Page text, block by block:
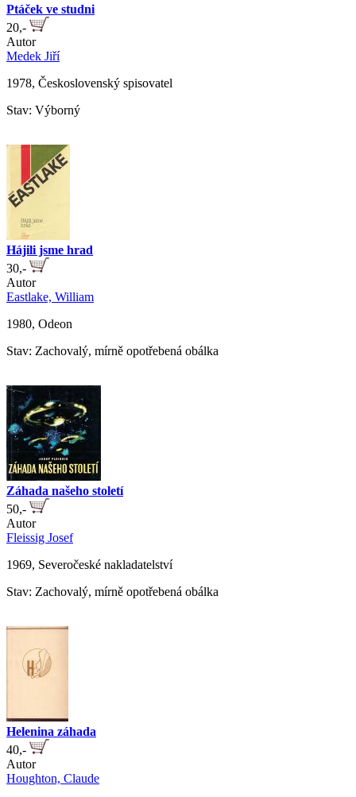
Ptáček ve studni
20,-
Autor
Medek Jiří
1978, Československý spisovatel
Stav: Výborný
Hájili jsme hrad
30,-
Autor
Eastlake, William
1980, Odeon
Stav: Zachovalý, mírně opotřebená obálka
Záhada našeho století
50,-
Autor
Fleissig Josef
1969, Severočeské nakladatelství
Stav: Zachovalý, mírně opotřebená obálka
Helenina záhada
40,-
Autor
Houghton, Claude